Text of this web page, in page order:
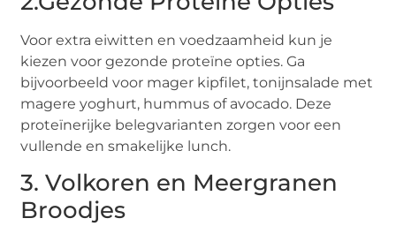
Voor extra eiwitten en voedzaamheid kun je
kiezen voor gezonde proteïne opties. Ga
bijvoorbeeld voor mager kipfilet, tonijnsalade met
magere yoghurt, hummus of avocado. Deze
proteïnerijke belegvarianten zorgen voor een
vullende en smakelijke lunch.
3. Volkoren en Meergranen
Broodjes